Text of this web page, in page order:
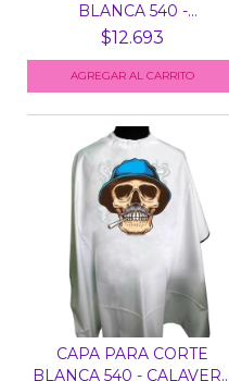
BLANCA 540 -
BARBERSHOP
$12.693
CAPA PARA CORTE
BLANCA 540 - CALAVERA